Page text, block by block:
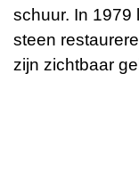
schuur. In 1979
steen
zijn zichtbaar